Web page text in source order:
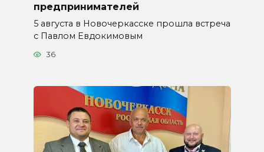
предпринимателей
5 августа в Новочеркасске прошла встреча
с Павлом Евдокимовым
36